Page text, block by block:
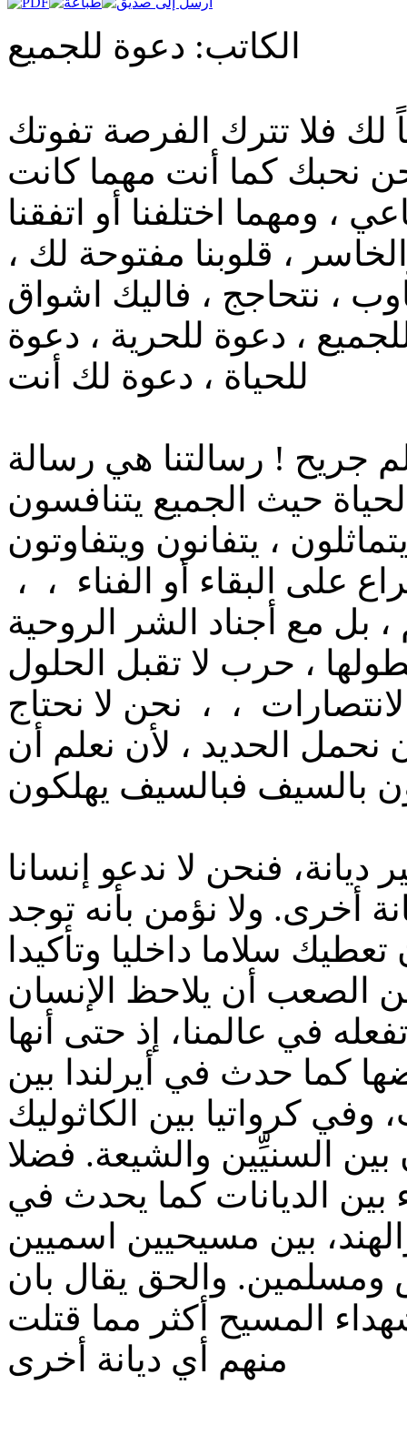
الكاتب: دعوة للجميع
فلا تترك الفرصة تفوتك
نحبك كما أنت مهما كانت
، ومهما اختلفنا أو اتفقنا
، قلوبنا مفتوحة لك ،
، نتحاجج ، فاليك اشواق
، دعوة للحرية ، دعوة
للحياة ، دعوة لك أنت
جريح ! رسالتنا هي رسالة
حيث الجميع يتنافسون
، يتفانون ويتفاوتون
على البقاء أو الفناء ، ،
بل مع أجناد الشر الروحية
، حرب لا تقبل الحلول
، ، نحن لا نحتاج
نحمل الحديد ، لأن نعلم أن
بالسيف فبالسيف يهلكون
فنحن لا ندعو إنسانا
أخرى. ولا نؤمن بأنه توجد
سلاما داخليا وتأكيدا
الصعب أن يلاحظ الإنسان
في عالمنا، إذ حتى أنها
كما حدث في أيرلندا بين
وفي كرواتيا بين الكاثوليك
السنيِّين والشيعة. فضلا
الديانات كما يحدث في
بين مسيحيين اسميين
والحق يقال بان
المسيح أكثر مما قتلت
منهم أي ديانة أخرى